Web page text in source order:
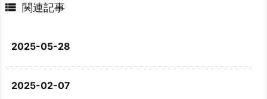
 関連記事
2025-05-28
2025-02-07